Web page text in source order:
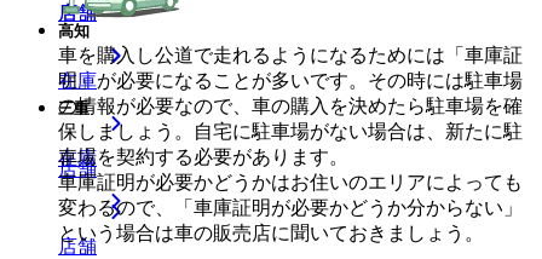
店舗
三重
在庫
店舗
高知
在庫
店舗
店舗
車を購入し公道で走れるようになるためには「車庫証
明」が必要になることが多いです。その時には駐車場
の情報が必要なので、車の購入を決めたら駐車場を確
保しましょう。自宅に駐車場がない場合は、新たに駐
車場を契約する必要があります。
車庫証明が必要かどうかはお住いのエリアによっても
変わるので、「車庫証明が必要かどうか分からない」
という場合は車の販売店に聞いておきましょう。